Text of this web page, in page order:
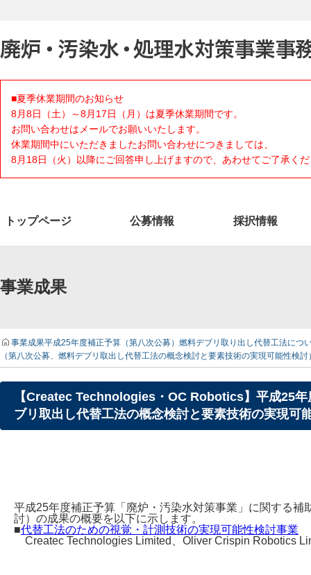
■夏季休業期間のお知らせ
8月8日（土）～8月17日（月）は夏季休業期間です。
お問い合わせはメールでお願いいたします。
休業期間中にいただきましたお問い合わせにつきましては、
8月18日（火）以降にご回答申し上げますので、あわせてご了承く
トップページ 公募情報 採択情報
事業成果
事業成果平成25年度補正予算（第八次公募）燃料デブリ取り出し代替工法につ
（第八次公募、燃料デブリ取出し代替工法の概念検討と要素技術の実現可能性検
【Createc Technologies・OC Robotics】平成25
ブリ取出し代替工法の概念検討と要素技術の実現可
平成25年度補正予算「廃炉・汚染水対策事業」に関する
討）の成果の概要を以下に示します。
■代替工法のための視覚・計測技術の実現可能性検討事業
Createc Technologies Limited、Oliver Crispin Robotics